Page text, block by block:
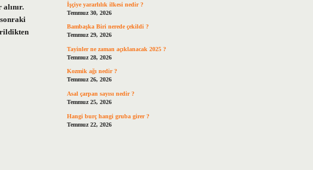
İşçiye yararlılık ilkesi nedir ?
Temmuz 30, 2026
Bambaşka Biri nerede çekildi ?
Temmuz 29, 2026
Tayinler ne zaman açıklanacak 2025 ?
Temmuz 28, 2026
Kozmik ağı nedir ?
Temmuz 26, 2026
Asal çarpan sayısı nedir ?
Temmuz 25, 2026
Hangi burç hangi gruba girer ?
Temmuz 22, 2026